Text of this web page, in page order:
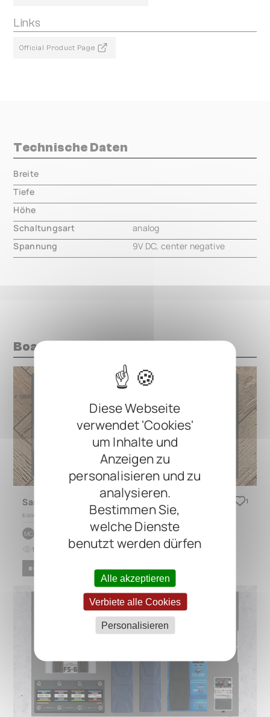
Diese Webseite
verwendet 'Cookies'
um Inhalte und
Anzeigen zu
personalisieren und zu
analysieren.
Bestimmen Sie,
welche Dienste
benutzt werden dürfen
Alle akzeptieren
Verbiete alle Cookies
Personalisieren
Links
Official Product Page
Technische Daten
Breite
Tiefe
Höhe
Schaltungsart
analog
Spannung
9V DC, center negative
Boards mit diesem Pedal
Sandbox Pedal Board
based on
MC Mauro Di Cuonzo
10 vor 8 Monaten
ELECTRONIC JAZZ
1